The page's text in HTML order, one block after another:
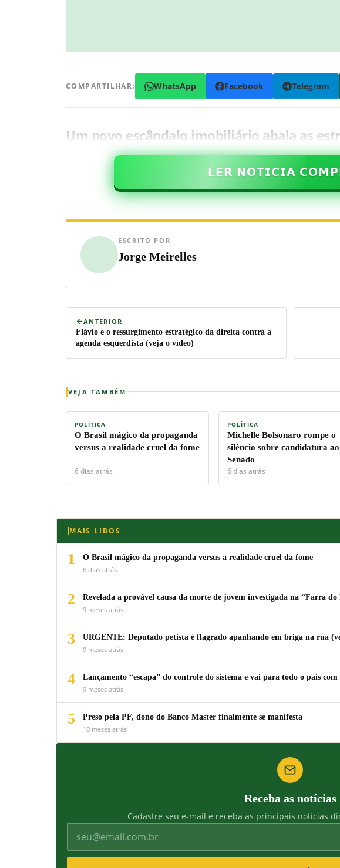
COMPARTILHAR: WhatsApp Facebook Telegram
Um novo escândalo imobiliário abala as
𝗟𝗘𝗥 𝗡𝗢𝗧𝗜𝗖𝗜𝗔
ESCRITO POR
Jorge Meirelles
ANTERIOR
Flávio e o ressurgimento estratégico da direita contra a
agenda esquerdista (veja o vídeo)
VEJA TAMBÉM
POLÍTICA
O Brasil mágico da propaganda
versus a realidade cruel da fome
6 dias atrás
POLÍTICA
Michelle Bolsonaro rompe o
silêncio sobre candidatura ao
Senado
6 dias atrás
MAIS LIDOS
1
O Brasil mágico da propaganda versus a realidade cruel da fome
6 dias atrás
2
Revelada a provável causa da morte de jovem investigada na “Farra do
9 meses atrás
3
URGENTE: Deputado petista é flagrado apanhando em briga na rua
9 meses atrás
4
Lançamento “escapa” do controle do sistema e vai para todo o país
9 meses atrás
5
Preso pela PF, dono do Banco Master finalmente se manifesta
10 meses atrás
Receba as notícias
Cadastre seu e-mail e receba as principais notícias